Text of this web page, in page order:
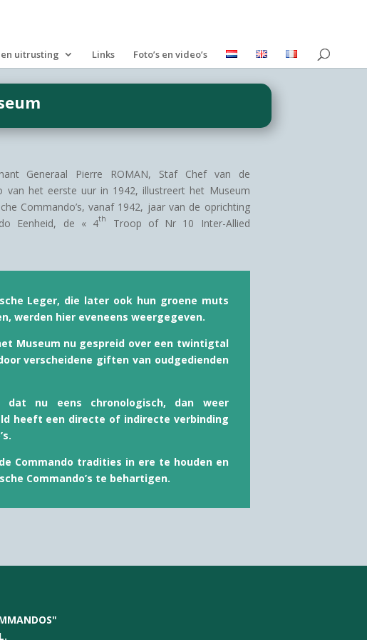
uitrusting Links Foto’s en video’s
Generaal Pierre ROMAN, Staf Chef van de
van het eerste uur in 1942, illustreert het Museum
Commando’s, vanaf 1942, jaar van de oprichting
Eenheid, de « 4th
Troop of Nr 10 Inter-Allied
Leger, die later ook hun groene muts
werden hier eveneens weergegeven.
Museum nu gespreid over een twintigtal
verscheidene giften van oudgedienden
dat nu eens chronologisch, dan weer
heeft een directe of indirecte verbinding
Commando tradities in ere te houden en
Commando’s te behartigen.
S"